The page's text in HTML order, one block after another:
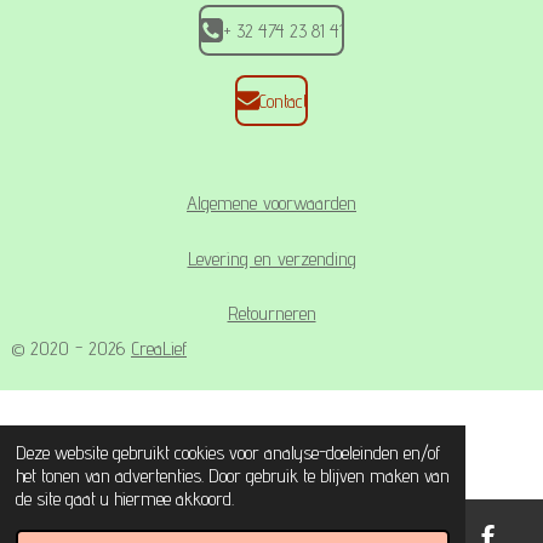
Deze website gebruikt cookies voor analyse-doeleinden en/of
het tonen van advertenties. Door gebruik te blijven maken van
de site gaat u hiermee akkoord.
+ 32 474 23 81 41
Contact
Algemene voorwaarden
Levering en verzending
Retourneren
© 2020 - 2026 CreaLief